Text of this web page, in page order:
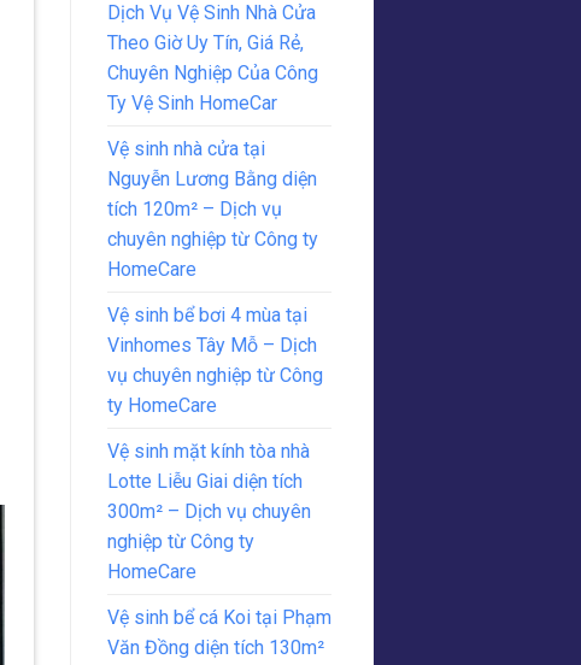
Dịch Vụ Vệ Sinh Nhà Cửa
Theo Giờ Uy Tín, Giá Rẻ,
Chuyên Nghiệp Của Công
Ty Vệ Sinh HomeCar
Vệ sinh nhà cửa tại
Nguyễn Lương Bằng diện
tích 120m² – Dịch vụ
chuyên nghiệp từ Công ty
HomeCare
Vệ sinh bể bơi 4 mùa tại
Vinhomes Tây Mỗ – Dịch
vụ chuyên nghiệp từ Công
ty HomeCare
Vệ sinh mặt kính tòa nhà
Lotte Liễu Giai diện tích
300m² – Dịch vụ chuyên
nghiệp từ Công ty
HomeCare
Vệ sinh bể cá Koi tại Phạm
Văn Đồng diện tích 130m²